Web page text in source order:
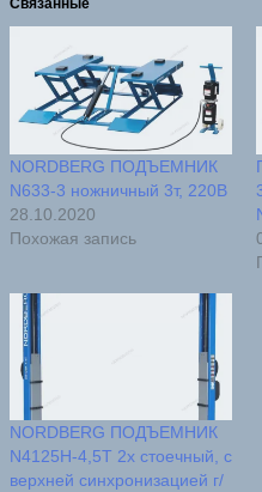
Связанные
NORDBERG ПОДЪЕМНИК
N633-3 ножничный 3т, 220В
28.10.2020
Похожая запись
NORDBERG ПОДЪЕМНИК
N4125H-4,5T 2х стоечный, с
верхней синхронизацией г/